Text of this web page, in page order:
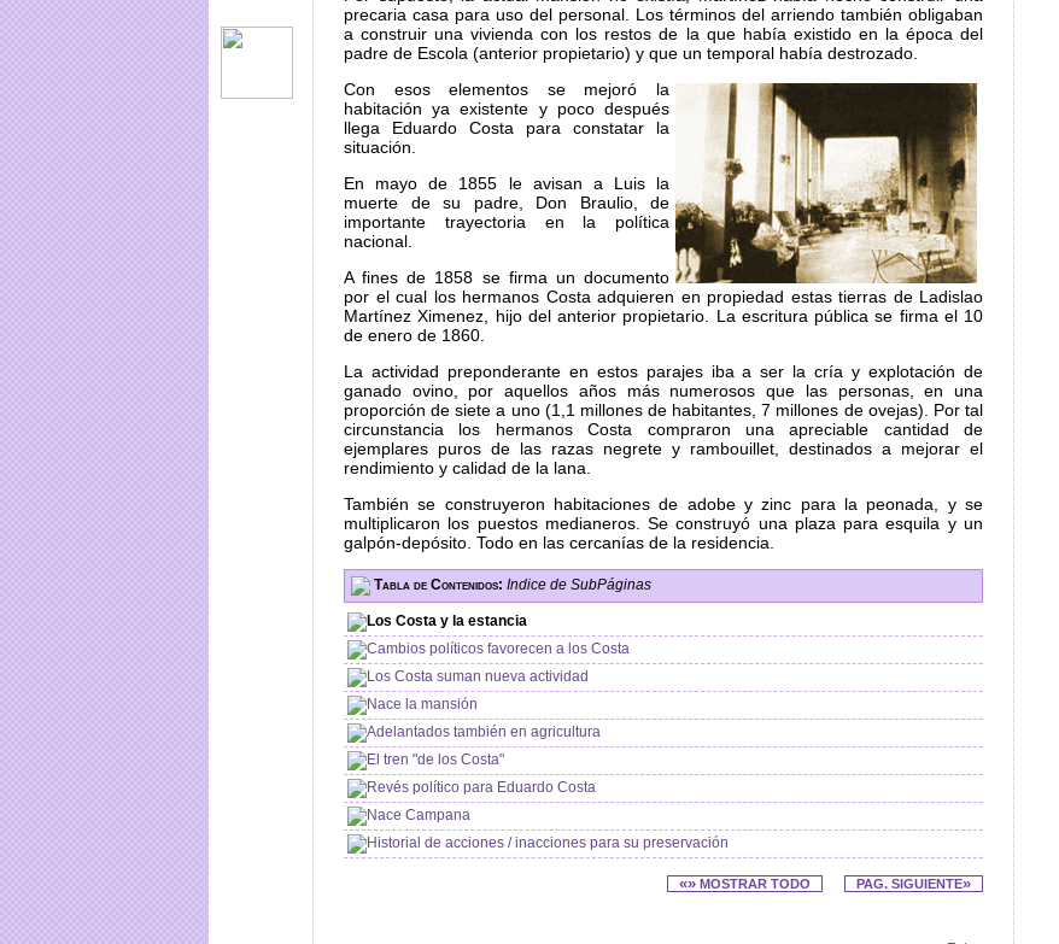
precaria casa para uso del personal. Los términos del arriendo también obligaban
a construir una vivienda con los restos de la que había existido en la época del
padre de Escola (anterior propietario) y que un temporal había destrozado.
Con esos elementos se mejoró la
habitación ya existente y poco después
llega Eduardo Costa para constatar la
situación.
En mayo de 1855 le avisan a Luis la
muerte de su padre, Don Braulio, de
importante trayectoria en la política
nacional.
A fines de 1858 se firma un documento
por el cual los hermanos Costa adquieren en propiedad estas tierras de Ladislao
Martínez Ximenez, hijo del anterior propietario. La escritura pública se firma el 10
de enero de 1860.
La actividad preponderante en estos parajes iba a ser la cría y explotación de
ganado ovino, por aquellos años más numerosos que las personas, en una
proporción de siete a uno (1,1 millones de habitantes, 7 millones de ovejas). Por tal
circunstancia los hermanos Costa compraron una apreciable cantidad de
ejemplares puros de las razas negrete y rambouillet, destinados a mejorar el
rendimiento y calidad de la lana.
También se construyeron habitaciones de adobe y zinc para la peonada, y se
multiplicaron los puestos medianeros. Se construyó una plaza para esquila y un
galpón-depósito. Todo en las cercanías de la residencia.
Tabla de Contenidos: Indice de SubPáginas
Los Costa y la estancia
Cambios políticos favorecen a los Costa
Los Costa suman nueva actividad
Nace la mansión
Adelantados también en agricultura
El tren "de los Costa"
Revés político para Eduardo Costa
Nace Campana
Historial de acciones / inacciones para su preservación
«» MOSTRAR TODO PAG. SIGUIENTE»